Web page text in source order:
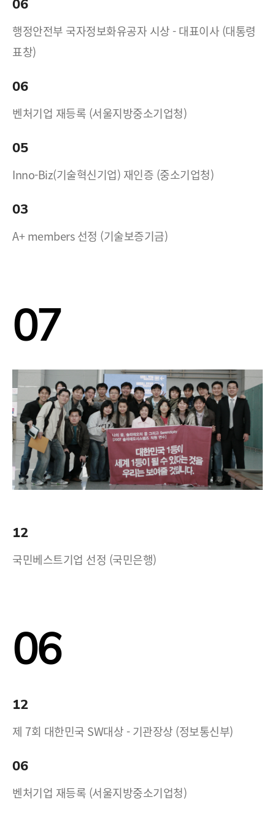
06
행정안전부 국자정보화유공자 시상 - 대표이사 (대통령
표창)
06
벤처기업 재등록 (서울지방중소기업청)
05
Inno-Biz(기술혁신기업) 재인증 (중소기업청)
03
A+ members 선정 (기술보증기금)
07
12
국민베스트기업 선정 (국민은행)
06
12
제 7회 대한민국 SW대상 - 기관장상 (정보통신부)
06
벤처기업 재등록 (서울지방중소기업청)